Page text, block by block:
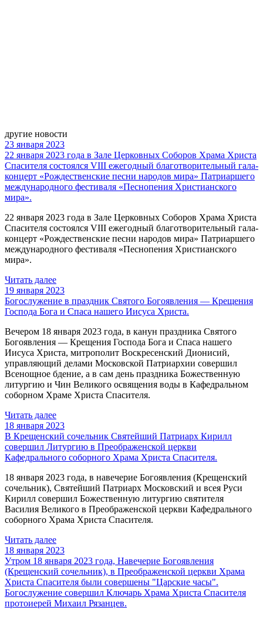
другие новости
23 января 2023
22 января 2023 года в Зале Церковных Соборов Храма Христа
Спасителя состоялся VIII ежегодный благотворительный гала-
концерт «Рождественские песни народов мира» Патриаршего
международного фестиваля «Песнопения Христианского
мира».
22 января 2023 года в Зале Церковных Соборов Храма Христа
Спасителя состоялся VIII ежегодный благотворительный гала-
концерт «Рождественские песни народов мира» Патриаршего
международного фестиваля «Песнопения Христианского
мира».
Читать далее
19 января 2023
Богослужение в праздник Святого Богоявления — Крещения
Господа Бога и Спаса нашего Иисуса Христа.
Вечером 18 января 2023 года, в канун праздника Святого
Богоявления — Крещения Господа Бога и Спаса нашего
Иисуса Христа, митрополит Воскресенский Дионисий,
управляющий делами Московской Патриархии совершил
Всенощное бдение, а в сам день праздника Божественную
литургию и Чин Великого освящения воды в Кафедральном
соборном Храме Христа Спасителя.
Читать далее
18 января 2023
В Крещенский сочельник Святейший Патриарх Кирилл
совершил Литургию в Преображенской церкви
Кафедрального соборного Храма Христа Спасителя.
18 января 2023 года, в навечерие Богоявления (Крещенский
сочельник), Святейший Патриарх Московский и всея Руси
Кирилл совершил Божественную литургию святителя
Василия Великого в Преображенской церкви Кафедрального
соборного Храма Христа Спасителя.
Читать далее
18 января 2023
Утром 18 января 2023 года, Навечерие Богоявления
(Крещенский сочельник), в Преображенской церкви Храма
Христа Спасителя были совершены "Царские часы".
Богослужение совершил Ключарь Храма Христа Спасителя
протоиерей Михаил Рязанцев.